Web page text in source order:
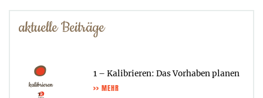
aktuelle Beiträge
1 – Kalibrieren: Das Vorhaben planen
>> MEHR